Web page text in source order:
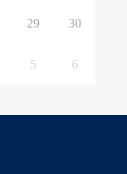
29 30
5 6